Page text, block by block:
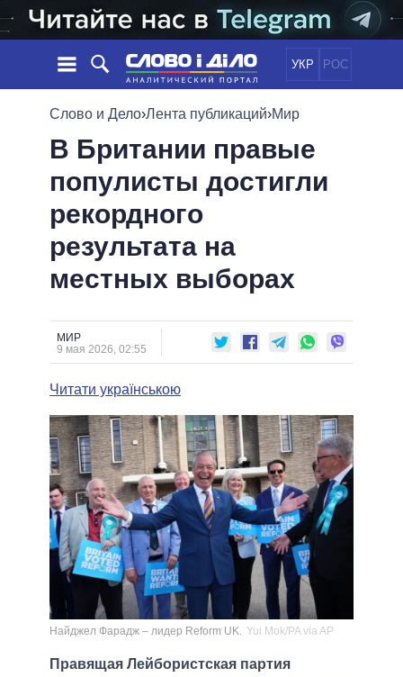
УКР РОС
НОВОСТИ
ЛЕНТА
СОБЫТИЯ
СТАТЬИ
МНЕНИЯ
ОБЗОРЫ
ДАЙДЖЕСТЫ
ПОЛИТИКА
ЭКОНОМИКА
ОБЕЩАНИЯ
ПОЛИТИКИ
ВСЕ ПОЛИТИКИ
ПРЕЗИДЕНТ И ОФИС
ВЕРХОВНАЯ РАДА
ГЛАВЫ ОБЛАДМИНИСТРАЦИЙ
МЭРЫ
ВСЕ ПЕРСОНЫ
ВИДЕО
СРАВНЕНИЕ ПОЛИТИКОВ
Слово и Дело›Лента публикаций›Мир
В Британии правые
популисты достигли
рекордного
результата на
местных выборах
МИР
9 мая 2026, 02:55
Читати українською
Найджел Фарадж – лидер Reform UK. Yui Mok/PA via AP
Правящая Лейбористская партия